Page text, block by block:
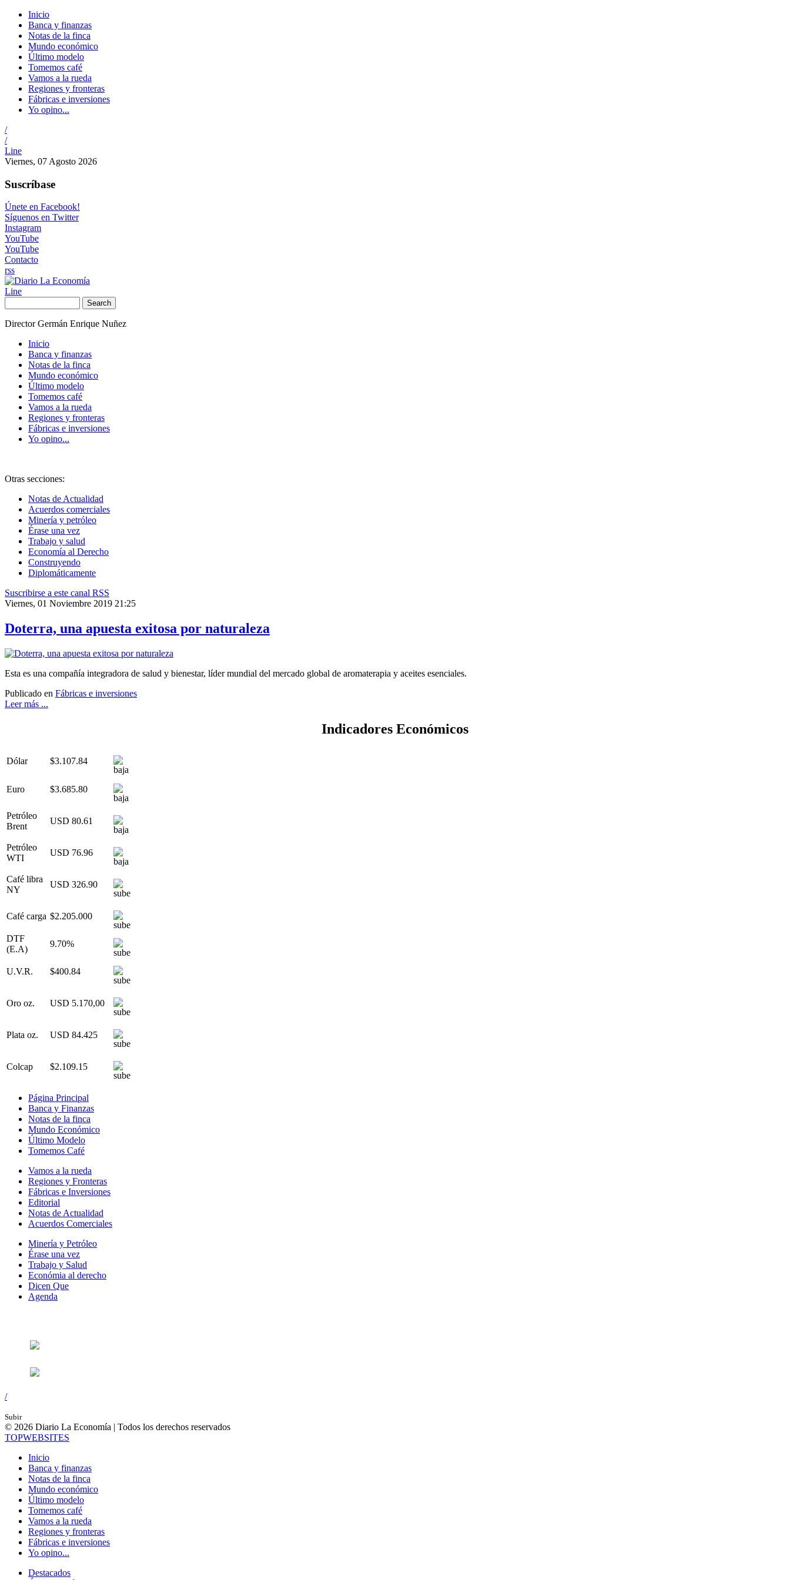
Inicio
Banca y finanzas
Notas de la finca
Mundo económico
Último modelo
Tomemos café
Vamos a la rueda
Regiones y fronteras
Fábricas e inversiones
Yo opino...
/
/
Line
Viernes, 07 Agosto 2026
Suscríbase
Únete en Facebook!
Síguenos en Twitter
Instagram
YouTube
YouTube
Contacto
rss
Line
Search
Director Germán Enrique Nuñez
Inicio
Banca y finanzas
Notas de la finca
Mundo económico
Último modelo
Tomemos café
Vamos a la rueda
Regiones y fronteras
Fábricas e inversiones
Yo opino...
Otras secciones:
Notas de Actualidad
Acuerdos comerciales
Minería y petróleo
Érase una vez
Trabajo y salud
Economía al Derecho
Construyendo
Diplomáticamente
Suscribirse a este canal RSS
Viernes, 01 Noviembre 2019 21:25
Doterra, una apuesta exitosa por naturaleza
Esta es una compañía integradora de salud y bienestar, líder mundial del mercado global de aromaterapia y aceites esenciales.
Publicado en Fábricas e inversiones
Leer más ...
Indicadores Económicos
Dólar $3.107.84
Euro $3.685.80
Petróleo
Brent
USD 80.61
Petróleo
WTI
USD 76.96
Café libra
NY
USD 326.90
Café carga $2.205.000
DTF
(E.A)
9.70%
U.V.R. $400.84
Oro oz. USD 5.170,00
Plata oz. USD 84.425
Colcap $2.109.15
Página Principal
Banca y Finanzas
Notas de la finca
Mundo Económico
Último Modelo
Tomemos Café
Vamos a la rueda
Regiones y Fronteras
Fábricas e Inversiones
Editorial
Notas de Actualidad
Acuerdos Comerciales
Minería y Petróleo
Érase una vez
Trabajo y Salud
Económia al derecho
Dicen Que
Agenda
/
Subir
© 2026 Diario La Economía | Todos los derechos reservados
TOPWEBSITES
Inicio
Banca y finanzas
Notas de la finca
Mundo económico
Último modelo
Tomemos café
Vamos a la rueda
Regiones y fronteras
Fábricas e inversiones
Yo opino...
Destacados